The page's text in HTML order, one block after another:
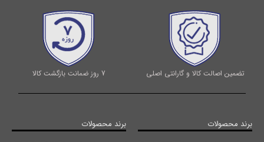
تضمین اصالت کالا و گارانتی اصلی 7 روز ضمانت بازگشت کالا
برند محصولات برند محصولات